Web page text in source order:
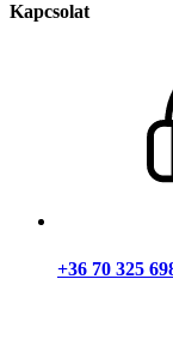
Kapcsolat
+36 70 325